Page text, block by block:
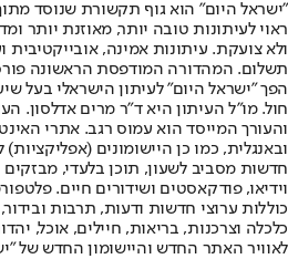
"ישראל היום" הוא גוף תקשורת שנוסד
ראוי לעיתונות טובה יותר, מאוזנת יותר
ולא צועקת. עיתונות אמינה, אובייקטיבית
הפך "ישראל היום" לעיתון הישראלי בעל
חול. מו"ל העיתון היא ד"ר מרים אדלסון.
והעורך המייסד הוא עמוס רגב. אתרי
חדשות מסביב לשעון, תוכן בלעדי, מבזקים
וידיאו, פודקאסטים ושידורים חיים.
כוללות ערוצי חדשות ודעות, תרבות ובידור,
לאוויר האתר החדש והיישומון החדש של